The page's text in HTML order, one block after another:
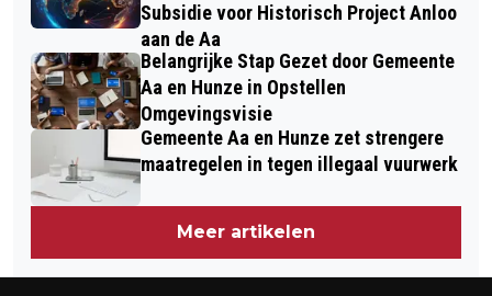
Subsidie voor Historisch Project Anloo
aan de Aa
Belangrijke Stap Gezet door Gemeente
Aa en Hunze in Opstellen
Omgevingsvisie
Gemeente Aa en Hunze zet strengere
maatregelen in tegen illegaal vuurwerk
Meer artikelen